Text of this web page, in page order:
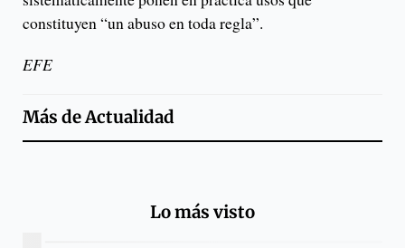
constituyen “un abuso en toda regla”.
EFE
Más deActualidad
Lo más visto